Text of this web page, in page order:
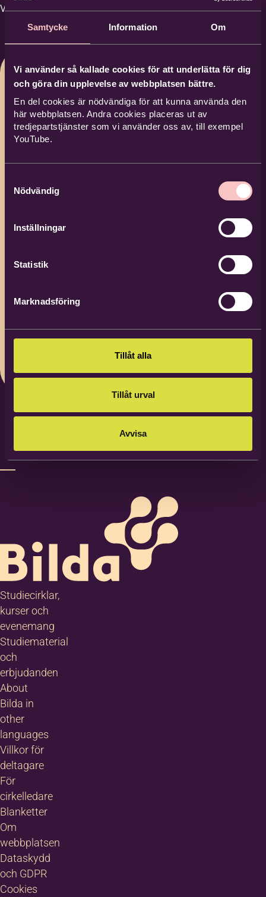
Samtycke Information Om
Vi använder så kallade cookies för att underlätta för dig
och göra din upplevelse av webbplatsen bättre.
En del cookies är nödvändiga för att kunna använda den
här webbplatsen. Andra cookies placeras ut av
tredjepartstjänster som vi använder oss av, till exempel
YouTube.
Nödvändig
Inställningar
Statistik
Marknadsföring
Tillåt alla
Tillåt urval
Avvisa
Varmt välkommen!
Ulf Fransson
folkbildning i frikyrkan
070-001 98 06
Bilda Jönköping
Studiecirklar,
kurser och
evenemang
Studiematerial
och
erbjudanden
About
Bilda in
other
languages
Villkor för
deltagare
För
cirkelledare
Blanketter
Om
webbplatsen
Dataskydd
och GDPR
Cookies